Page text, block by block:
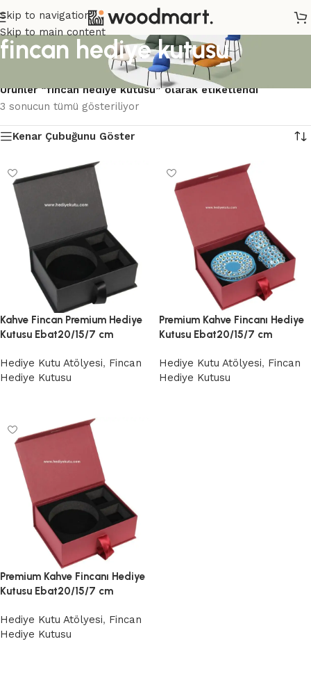
Skip to navigation
Skip to main content
fincan hediye kutusu
Ürünler “fincan hediye kutusu” olarak etiketlendi
3 sonucun tümü gösteriliyor
Kenar Çubuğunu Göster
Kahve Fincan Premium Hediye
Kutusu Ebat20/15/7 cm
Hediye Kutu Atölyesi, Fincan
Hediye Kutusu
Premium Kahve Fincanı Hediye
Kutusu Ebat20/15/7 cm
Hediye Kutu Atölyesi, Fincan
Hediye Kutusu
Premium Kahve Fincanı Hediye
Kutusu Ebat20/15/7 cm
Hediye Kutu Atölyesi, Fincan
Hediye Kutusu